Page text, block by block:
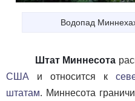
Водопад
Штат Миннесота
США и относится к
штатам. Миннесота